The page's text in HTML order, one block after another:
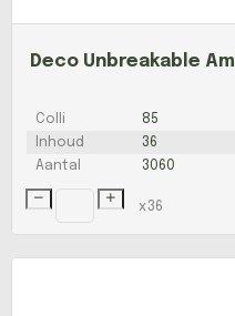
Deco Unbreakable
Colli 85
Inhoud
36
Aantal
3060
x 36